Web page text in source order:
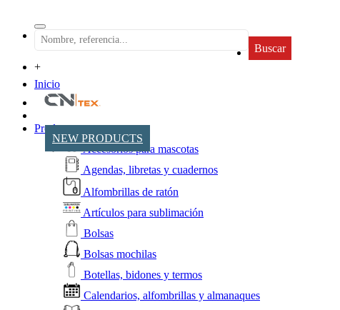
Buscar
+
Inicio
NEW PRODUCTS
Productos
Accesorios para mascotas
Agendas, libretas y cuadernos
Alfombrillas de ratón
Artículos para sublimación
Bolsas
Bolsas mochilas
Botellas, bidones y termos
Calendarios, alfombrillas y almanaques